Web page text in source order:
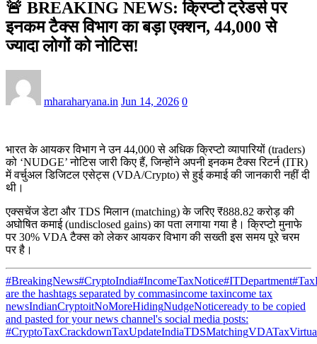
🚨 BREAKING NEWS: क्रिप्टो ट्रेडर्स पर
इनकम टैक्स विभाग का बड़ा एक्शन, 44,000 से
ज्यादा लोगों को नोटिस!
mharaharyana.in Jun 14, 2026 0
भारत के आयकर विभाग ने उन 44,000 से अधिक क्रिप्टो व्यापारियों (traders)
को ‘NUDGE’ नोटिस जारी किए हैं, जिन्होंने अपनी इनकम टैक्स रिटर्न (ITR)
में वर्चुअल डिजिटल एसेट्स (VDA/Crypto) से हुई कमाई की जानकारी नहीं दी
थी।
एक्सचेंज डेटा और TDS मिलान (matching) के जरिए ₹888.82 करोड़ की
अघोषित कमाई (undisclosed gains) का पता लगाया गया है। क्रिप्टो मुनाफे
पर 30% VDA टैक्स को लेकर आयकर विभाग की सख्ती इस समय पूरे चरम
पर है।
#BreakingNews#CryptoIndia#IncomeTaxNotice#ITDepartment
are the hashtags separated by commasincome taxincome tax
newsIndianCryptoitNoMoreHidingNudgeNoticeready to be copied
and pasted for your news channel's social media posts:
#CryptoTaxCrackdownTaxUpdateIndiaTDSMatchingVDATax